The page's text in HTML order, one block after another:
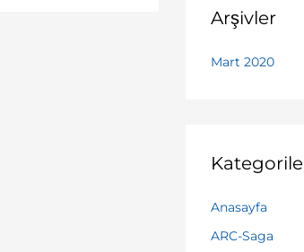
Arşivler
Mart 2020
Anasayfa
ARC-Saga